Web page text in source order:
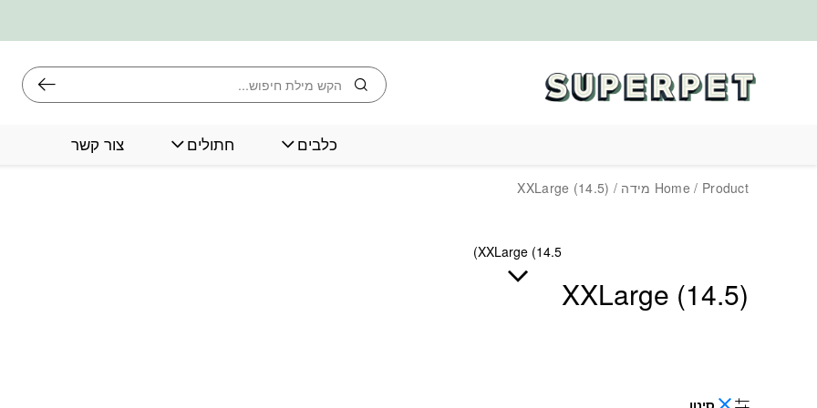
חיפוש
כלבים חתולים צור קשר
Home / Product מידה / XXLarge (14.5)
XXLarge (14.5)
XXLarge (14.5)
סינון